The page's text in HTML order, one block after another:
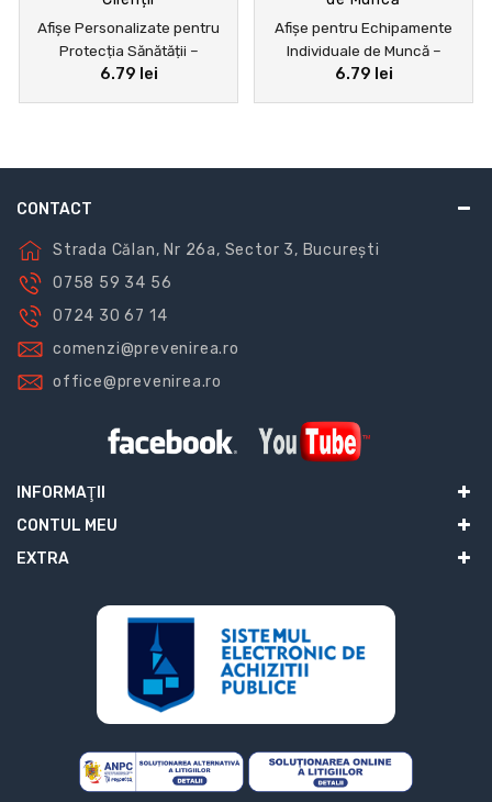
Afișe Personalizate pentru
Protecția Sănătății –
Protejează-ți Angajații și
6.79 lei
Afișe pentru Echipamente
Individuale de Muncă –
Siguranță la Locul de Muncă
6.79 lei
CONTACT
Strada Călan, Nr 26a, Sector 3, București
0758 59 34 56
0724 30 67 14
comenzi@prevenirea.ro
office@prevenirea.ro
INFORMAŢII
CONTUL MEU
EXTRA